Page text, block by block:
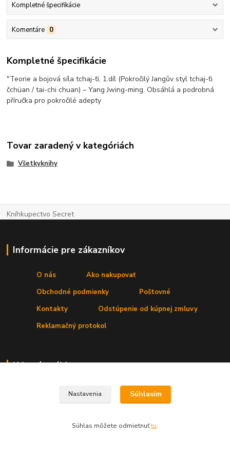
Kompletné špecifikácie
Komentáre 0
Kompletné špecifikácie
"Teorie a bojová síla tchaj-ťi, 1.díl (Pokročilý Jangův styl tchaj-ťi
čchüan / tai-chi chuan) – Yang Jwing-ming. Obsáhlá a podrobná
příručka pro pokročilé adepty
Tovar zaradený v kategóriách
Všetkyknihy
Kníhkupectvo Secret
Informácie pre zákazníkov
O nás
Ako nakupovať
Obchodné podmienky
Poštovné
Kontakty
Odstúpenie od kúpnej zmluvy
Reklamačný protokol
Kde nás nájdete
,Štúrova 4, 031 01 Liptovský Mikuláš
Nastavenia Súhlasím
Súhlas môžete odmietnuťtu.